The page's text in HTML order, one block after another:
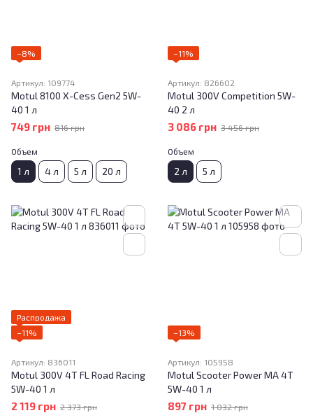
−8%
Артикул: 109774
Motul 8100 X-Cess Gen2 5W-
40 1 л
749 грн 816 грн
Объем
1 л 4 л 5 л 20 л
−11%
Артикул: 826602
Motul 300V Competition 5W-
40 2 л
3 086 грн 3 456 грн
Объем
2 л 5 л
Распродажа
−11%
Артикул: 836011
Motul 300V 4T FL Road Racing
5W-40 1 л
2 119 грн 2 373 грн
−13%
Артикул: 105958
Motul Scooter Power MA 4T
5W-40 1 л
897 грн 1 032 грн